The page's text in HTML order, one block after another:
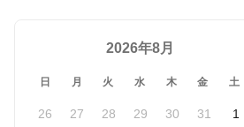
2026年8月
日 月 火 水 木 金 土
26 27 28 29 30 31 1